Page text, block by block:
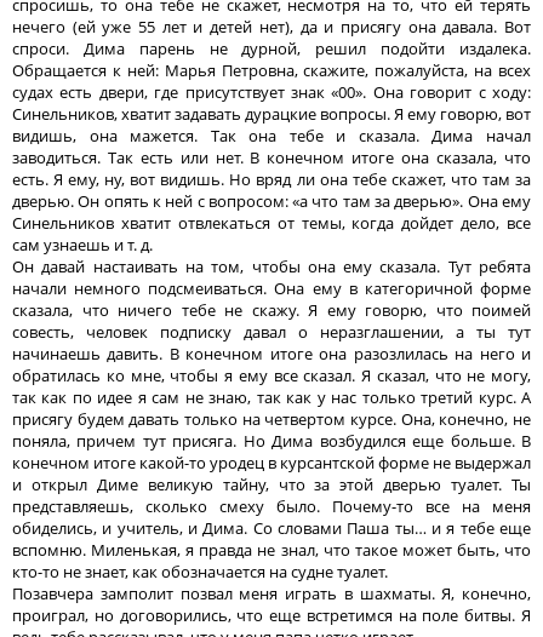
нечего (ей уже 55 лет и детей нет), да и присягу она давала. Вот
спроси. Дима парень не дурной, решил подойти издалека.
Обращается к ней: Марья Петровна, скажите, пожалуйста, на всех
судах есть двери, где присутствует знак «00». Она говорит с ходу:
Синельников, хватит задавать дурацкие вопросы. Я ему говорю, вот
видишь, она мажется. Так она тебе и сказала. Дима начал
заводиться. Так есть или нет. В конечном итоге она сказала, что
есть. Я ему, ну, вот видишь. Но вряд ли она тебе скажет, что там за
дверью. Он опять к ней с вопросом: «а что там за дверью». Она ему
Синельников хватит отвлекаться от темы, когда дойдет дело, все
сам узнаешь и т. д.
Он давай настаивать на том, чтобы она ему сказала. Тут ребята
начали немного подсмеиваться. Она ему в категоричной форме
сказала, что ничего тебе не скажу. Я ему говорю, что поимей
совесть, человек подписку давал о неразглашении, а ты тут
начинаешь давить. В конечном итоге она разозлилась на него и
обратилась ко мне, чтобы я ему все сказал. Я сказал, что не могу,
так как по идее я сам не знаю, так как у нас только третий курс. А
присягу будем давать только на четвертом курсе. Она, конечно, не
поняла, причем тут присяга. Но Дима возбудился еще больше. В
конечном итоге какой-то уродец в курсантской форме не выдержал
и открыл Диме великую тайну, что за этой дверью туалет. Ты
представляешь, сколько смеху было. Почему-то все на меня
обиделись, и учитель, и Дима. Со словами Паша ты… и я тебе еще
вспомню. Миленькая, я правда не знал, что такое может быть, что
кто-то не знает, как обозначается на судне туалет.
Позавчера замполит позвал меня играть в шахматы. Я, конечно,
проиграл, но договорились, что еще встретимся на поле битвы. Я